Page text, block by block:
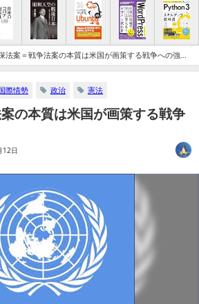
法案＝戦争法案の本質は米国が画策する戦争への強制
際情勢 政治 憲法
の本質は米国が画策する戦争
12日